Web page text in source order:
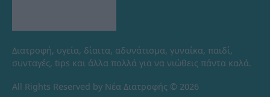
Διατροφή, υγεία, δίαιτα, αδυνάτισμα, γυναίκα, παιδί,
συνταγές, tips και άλλα πολλά για να νιώθεις πάντα καλά.
All Rights Reserved by Νέα Διατροφής © 2026